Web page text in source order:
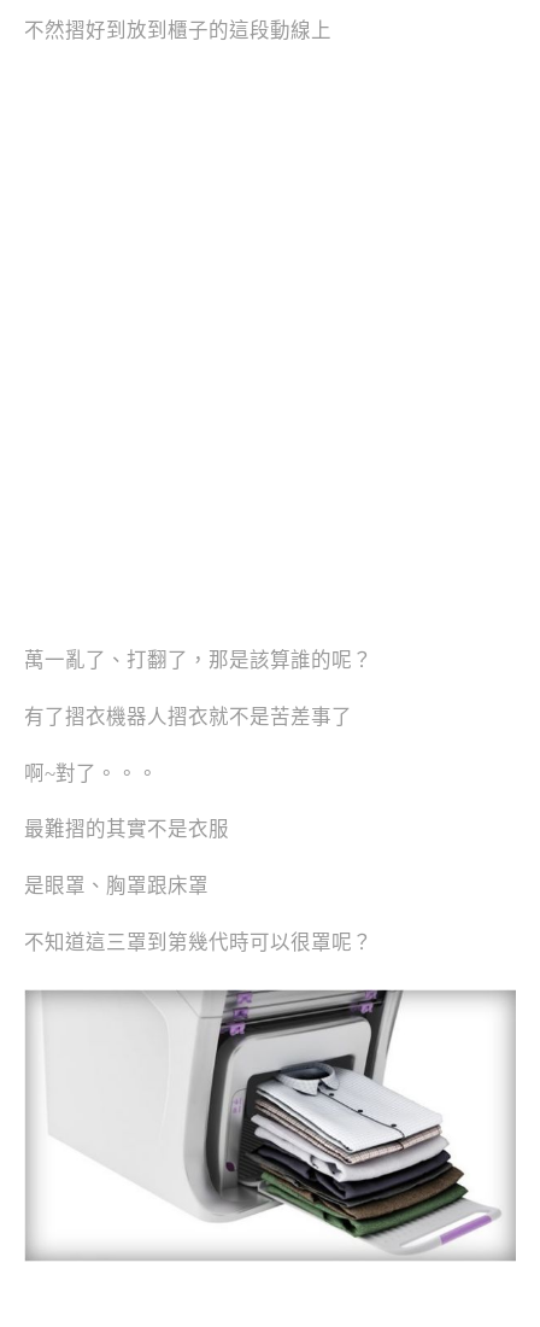
不然摺好到放到櫃子的這段動線上
萬一亂了、打翻了，那是該算誰的呢？
有了摺衣機器人摺衣就不是苦差事了
啊~對了。。。
最難摺的其實不是衣服
是眼罩、胸罩跟床罩
不知道這三罩到第幾代時可以很罩呢？